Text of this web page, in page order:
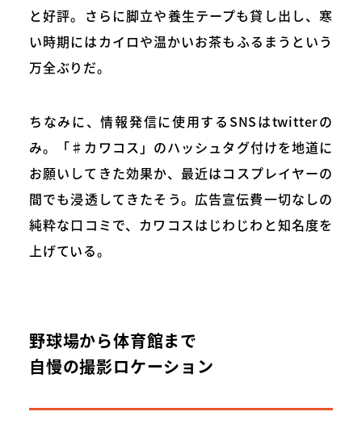
と好評。さらに脚立や養生テープも貸し出し、寒
い時期にはカイロや温かいお茶もふるまうという
万全ぶりだ。
ちなみに、情報発信に使用するSNSはtwitterの
み。「♯カワコス」のハッシュタグ付けを地道に
お願いしてきた効果か、最近はコスプレイヤーの
間でも浸透してきたそう。広告宣伝費一切なしの
純粋な口コミで、カワコスはじわじわと知名度を
上げている。
野球場から体育館まで
自慢の撮影ロケーション